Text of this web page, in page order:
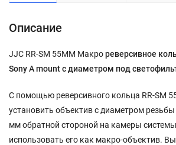
Описание
JJC RR-SM 55MM Макрореверсивное
Sony A mount с диаметром под
С помощью реверсивного кольца RR-SM
установить объектив с диаметром
мм обратной стороной на камеры системы
использовать его как макро-объектив.